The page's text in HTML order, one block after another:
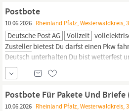
Gruppe...
Postbote
10.06.2026 Rheinland Pfalz, Westerwaldkreis,
Deutsche Post AG Vollzeit
Zustellerbietest Du darfst einen Pkw
Deutsch unterhalten Du bist wetterfest
Du bist zuverlässig und hängst dich rein
Deutsche Post DHL Als Postbote bringst
deinem Bezirk Post- und
keinem...
Postbote Für Pakete Und
10.06.2026 Rheinland Pfalz, Westerwaldkreis,